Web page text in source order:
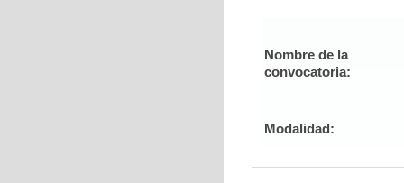
Nombre de la
convocatoria:
Modalidad: